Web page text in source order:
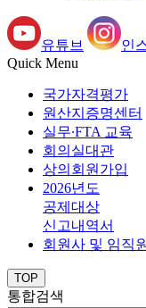
유튜브 인
Quick Menu
국가자격평가
원산지증명센터
실무∙FTA 교육
회의실대관
상의회원가입
2026년도
공제대상
신고내역서
회원사 및 임직
TOP
통합검색